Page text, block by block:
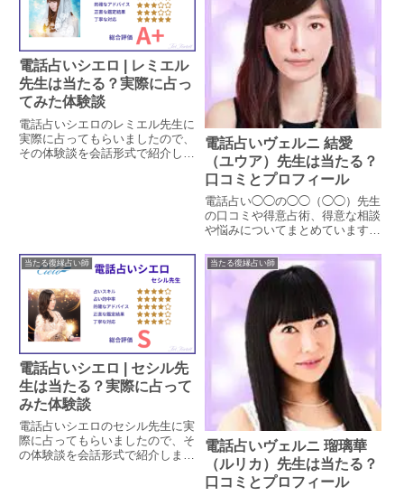
電話占いシエロ | レミエル
先生は当たる？実際に占っ
てみた体験談
電話占いシエロのレミエル先生に
実際に占ってもらいましたので、
その体験談を会話形式で紹介しま
電話占いヴェルニ 結愛
（ユウア）先生は当たる？
口コミとプロフィール
電話占い◯◯の◯◯（◯◯）先生
の口コミや得意占術、得意な相談
や悩みについてまとめています。
抜粋し、これから相談される方の
参考になるよう掲載しています。
当たる復縁占い師
電話占いシエロ | セシル先
生は当たる？実際に占って
みた体験談
電話占いシエロのセシル先生に実
際に占ってもらいましたので、そ
の体験談を会話形式で紹介しま
当たる復縁占い師
電話占いヴェルニ 瑠璃華
（ルリカ）先生は当たる？
口コミとプロフィール